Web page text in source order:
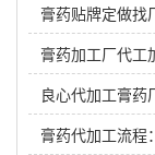
膏药贴牌定做找
膏药加工厂代工
良心代加工膏药
膏药代加工流程